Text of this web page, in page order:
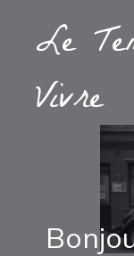
Le
Vivre